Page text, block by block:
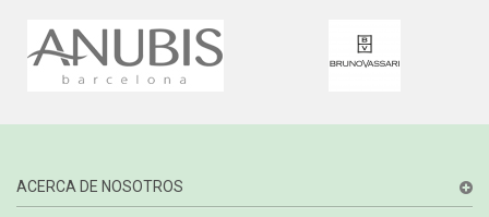
ACERCA DE NOSOTROS